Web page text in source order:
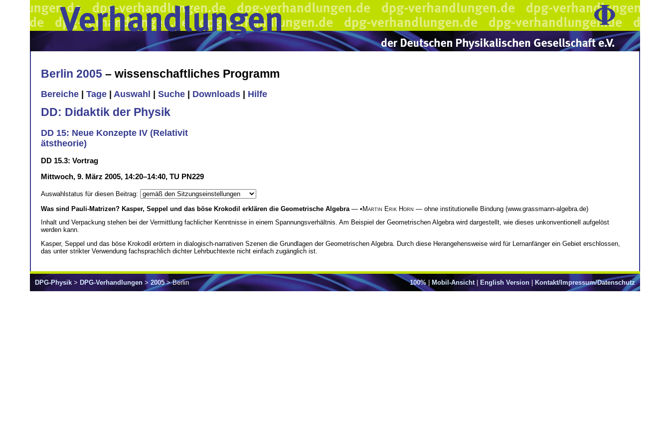
Berlin 2005 – wissenschaftliches Programm
Bereiche Tage Auswahl Suche Downloads Hilfe
DD: Didaktik der Physik
DD 15: Neue Konzepte IV (Relativit
ätstheorie)
DD 15.3: Vortrag
Mittwoch, 9. März 2005, 14:20–14:40, TU PN229
Auswahlstatus für diesen Beitrag:
Was sind Pauli-Matrizen? Kasper, Seppel und das böse Krokodil erklären die Geometrische Algebra — •Martin Erik Horn — ohne institutionelle Bindung (www.grassmann-algebra.de)
Inhalt und Verpackung stehen bei der Vermittlung fachlicher Kenntnisse in einem Spannungsverhältnis. Am Beispiel der Geometrischen Algebra wird dargestellt, wie dieses unkonventionell aufgelöst
werden kann.
Kasper, Seppel und das böse Krokodil erörtern in dialogisch-narrativen Szenen die Grundlagen der Geometrischen Algebra. Durch diese Herangehensweise wird für Lernanfänger ein Gebiet erschlossen,
das unter strikter Verwendung fachsprachlich dichter Lehrbuchtexte nicht einfach zugänglich ist.
100%| Mobil-Ansicht English Version Kontakt/Impressum/Datenschutz
DPG-Physik > DPG-Verhandlungen > 2005> Berlin